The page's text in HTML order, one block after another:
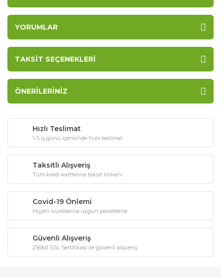
YORUMLAR
TAKSIT SEÇENEKLERI
ÖNERILERINIZ
Hızlı Teslimat
1-5 iş günü içerisinde hızlı teslimat
Taksitli Alışveriş
Tüm kredi kartlarına taksit imkanı
Covid-19 Önlemi
Hijyen kurallarına uygun paketleme
Güvenli Alışveriş
256bit SSL Sertifikası ile güvenli alışveriş